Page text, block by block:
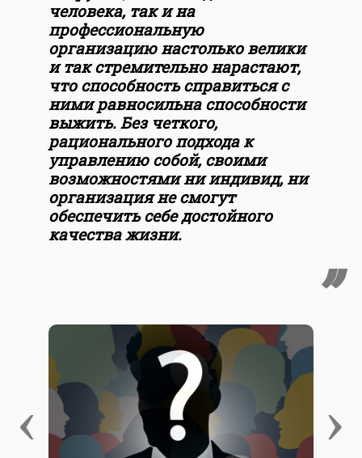
человека, так и на
профессиональную
организацию настолько велики
и так стремительно нарастают,
что способность справиться с
ними равносильна способности
выжить. Без четкого,
рационального подхода к
управлению собой, своими
возможностями ни индивид, ни
организация не смогут
обеспечить себе достойного
качества жизни.
‹ ›